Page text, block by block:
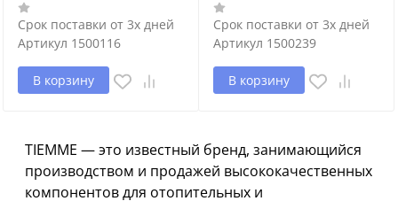
Срок поставки от 3х дней
Артикул 1500116
В корзину
Срок поставки от 3х дней
Артикул 1500239
В корзину
TIEMME — это известный бренд, занимающийся
производством и продажей высококачественных
компонентов для отопительных и